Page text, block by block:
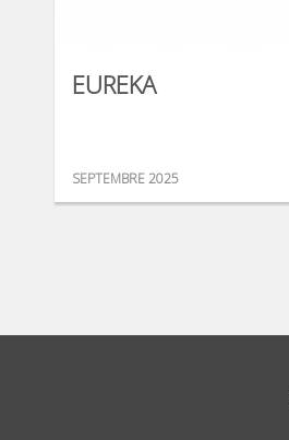
EUREKA
SEPTEMBRE 2025